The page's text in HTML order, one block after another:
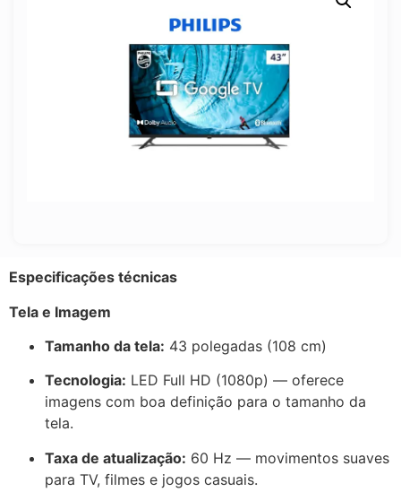
Especificações técnicas
Tela e Imagem
Tamanho da tela: 43 polegadas (108 cm)
Tecnologia: LED Full HD (1080p) — oferece
imagens com boa definição para o tamanho da
tela.
Taxa de atualização: 60 Hz — movimentos suaves
para TV, filmes e jogos casuais.